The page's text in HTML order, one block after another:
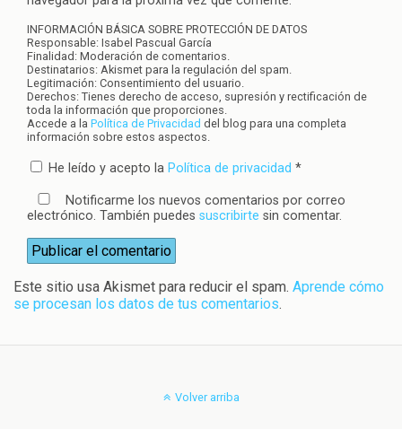
INFORMACIÓN BÁSICA SOBRE PROTECCIÓN DE DATOS
Responsable: Isabel Pascual García
Finalidad: Moderación de comentarios.
Destinatarios: Akismet para la regulación del spam.
Legitimación: Consentimiento del usuario.
Derechos: Tienes derecho de acceso, supresión y rectificación de
toda la información que proporciones.
Accede a la Política de Privacidad del blog para una completa
información sobre estos aspectos.
He leído y acepto la Política de privacidad *
Notificarme los nuevos comentarios por correo
electrónico. También puedes suscribirte sin comentar.
Este sitio usa Akismet para reducir el spam. Aprende cómo
se procesan los datos de tus comentarios.
Volver arriba